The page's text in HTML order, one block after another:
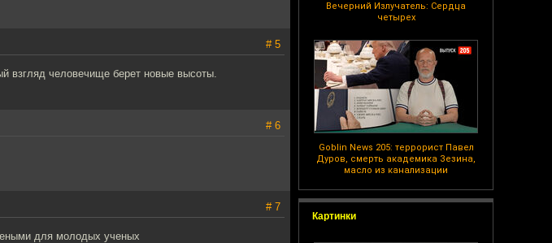
Вечерний Излучатель: Сердца
четырех
Goblin News 205: террорист Павел
Дуров, смерть академика Зезина,
масло из канализации
Картинки
# 5
взгляд человечище берет новые высоты.
# 6
# 7
для молодых ученых